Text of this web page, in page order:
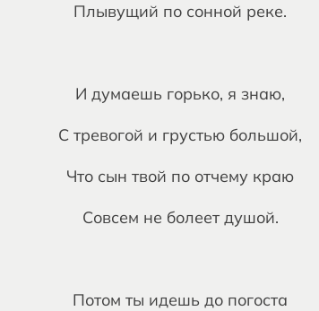
Плывущий по сонной реке.
И думаешь горько, я знаю,
С тревогой и грустью большой,
Что сын твой по отчему краю
Совсем не болеет душой.
Потом ты идешь до погоста